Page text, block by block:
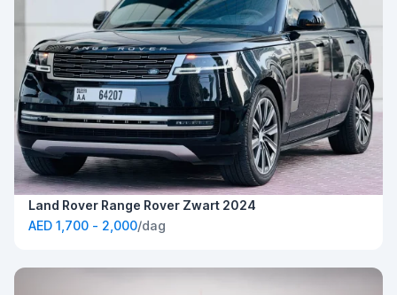
Land Rover Range Rover Zwart 2024
AED 1,700 - 2,000/dag